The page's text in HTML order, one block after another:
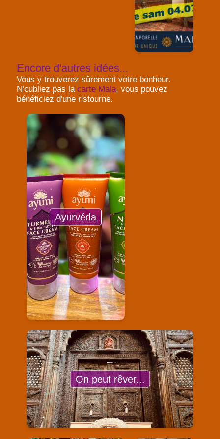
Encore d'autres idées...
Vous y trouverez sûrement votre bonheur.
N'oubliez pas la carte Mala, vous pouvez
bénéficiez d'une ristourne.
Ayurvéda
On peut rêver...